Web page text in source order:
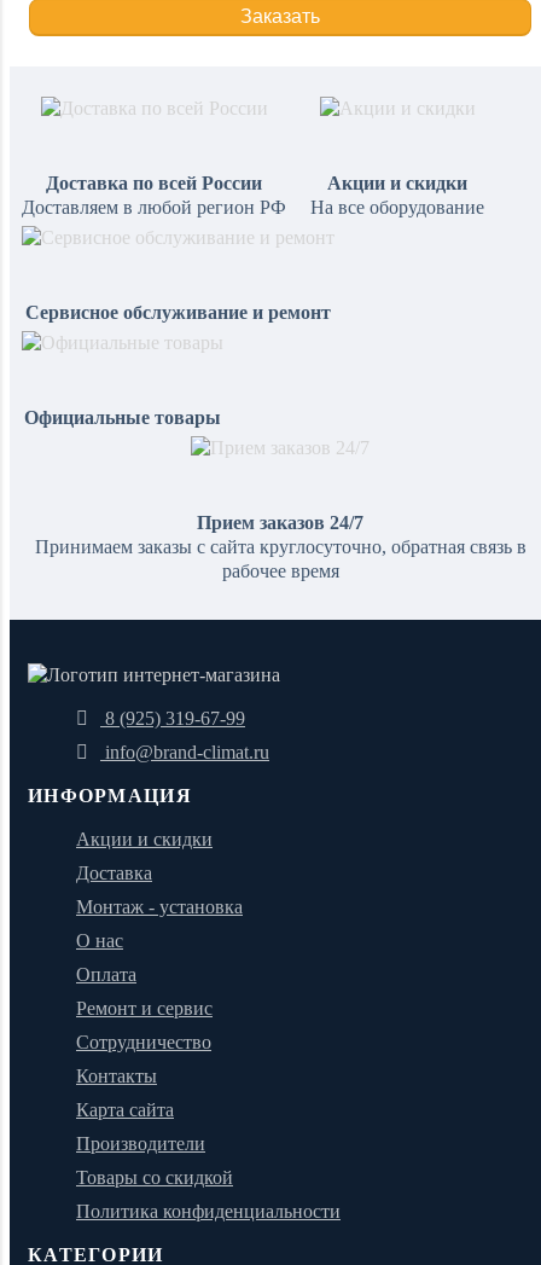
Заказать
Доставка по всей России
Доставляем в любой регион РФ
Акции и скидки
На все оборудование
Сервисное обслуживание и ремонт
Официальные товары
Прием заказов 24/7
Принимаем заказы с сайта круглосуточно, обратная связь в
рабочее время
8 (925) 319-67-99
info@brand-climat.ru
ИНФОРМАЦИЯ
Акции и скидки
Доставка
Монтаж - установка
О нас
Оплата
Ремонт и сервис
Сотрудничество
Контакты
Карта сайта
Производители
Товары со скидкой
Политика конфиденциальности
КАТЕГОРИИ